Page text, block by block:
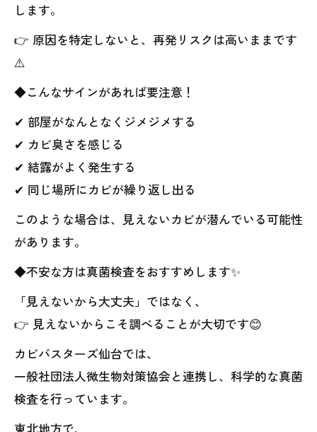
します。
👉 原因を特定しないと、再発リスクは高いままです
⚠️
◆こんなサインがあれば要注意！
✔ 部屋がなんとなくジメジメする
✔ カビ臭さを感じる
✔ 結露がよく発生する
✔ 同じ場所にカビが繰り返し出る
このような場合は、見えないカビが潜んでいる可能性
があります。
◆不安な方は真菌検査をおすすめします✨
「見えないから大丈夫」ではなく、
👉 見えないからこそ調べることが大切です😊
カビバスターズ仙台では、
一般社団法人微生物対策協会と連携し、科学的な真菌
検査を行っています。
東北地方で、